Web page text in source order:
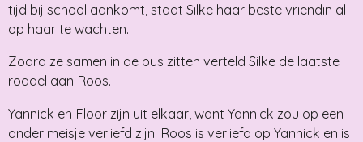
tijd bij school aankomt, staat Silke haar beste vriendin al
op haar te wachten.
Zodra ze samen in de bus zitten verteld Silke de laatste
roddel aan Roos.
Yannick en Floor zijn uit elkaar, want Yannick zou op een
ander meisje verliefd zijn. Roos is verliefd op Yannick en is